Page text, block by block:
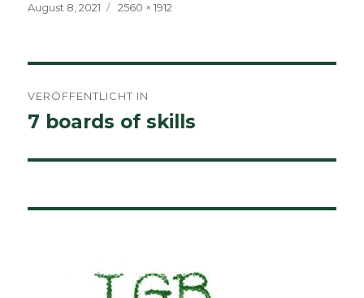
Veröffentlicht
August 8, 2021
Volle
2560 × 1912
VERÖFFENTLICHT IN
7 boards of skills